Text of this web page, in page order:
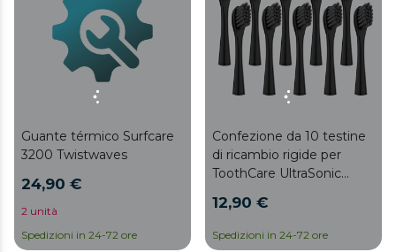
Guante térmico Surfcare
3200 Twistwaves
24,90 €
2 unità
Spedizioni in 24-72 ore
Confezione da 10 testine
di ricambio rigide per
ToothCare UltraSonic
12,90 €
Spedizioni in 24-72 ore